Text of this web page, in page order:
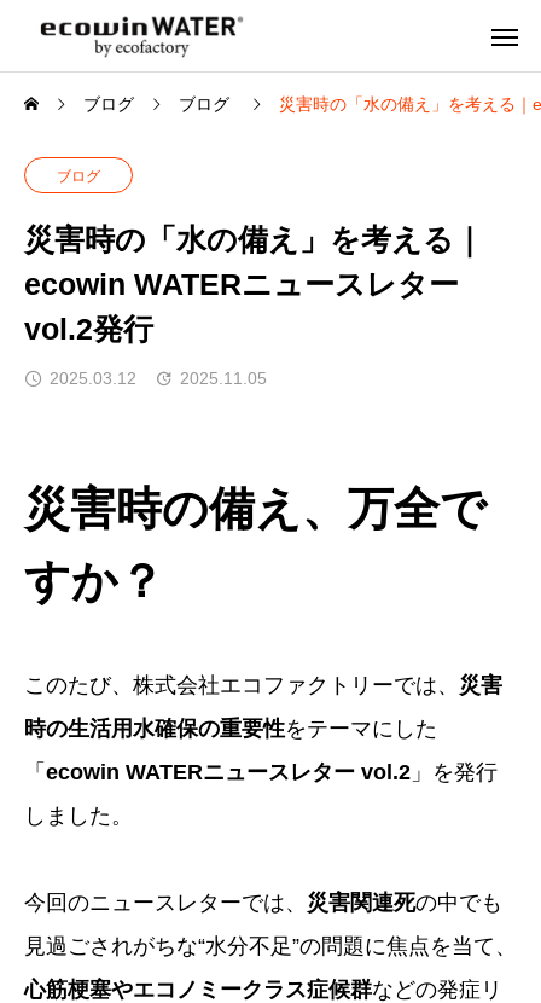
ブログ ブログ 災害時の「水の備え」を考える
ブログ
災害時の「水の備え」を考える｜
ecowin WATERニュースレター
vol.2発行
2025.03.12 2025.11.05
災害時の備え、万全で
すか？
このたび、株式会社エコファクトリーでは、 災害
時の生活用水確保の重要性をテーマにした
「 ecowin WATERニュースレター vol.2 」を発行
しました。
今回のニュースレターでは、 災害関連死の中でも
見過ごされがちな“水分不足”の問題に焦点を当て、
心筋梗塞やエコノミークラス症候群などの発症リ